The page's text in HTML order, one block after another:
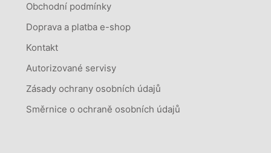
Obchodní podmínky
Doprava a platba e-shop
Kontakt
Autorizované servisy
Zásady ochrany osobních údajů
Směrnice o ochraně osobních údajů